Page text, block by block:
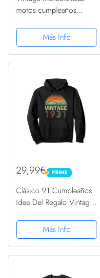
motos cumpleaños
Sudadera con Capucha
Más Info
29,99€ PRIME
PRIME
Clásico 91 Cumpleaños
Idea Del Regalo Vintage
CapuchaMás Info